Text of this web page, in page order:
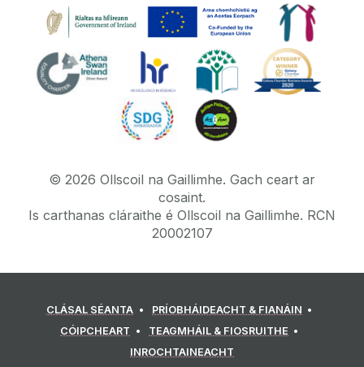
© 2026 Ollscoil na Gaillimhe. Gach ceart ar
cosaint.
Is carthanas cláraithe é Ollscoil na Gaillimhe. RCN
20002107
CLÁSAL SÉANTA
PRÍOBHÁIDEACHT & FIANÁIN
CÓIPCHEART
TEAGMHÁIL & FIOSRUITHE
INROCHTAINEACHT